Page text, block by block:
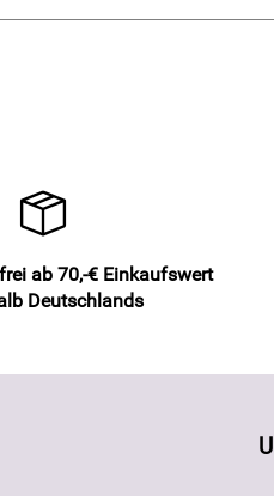
ab 70,-€ Einkaufswert
Deutschlands